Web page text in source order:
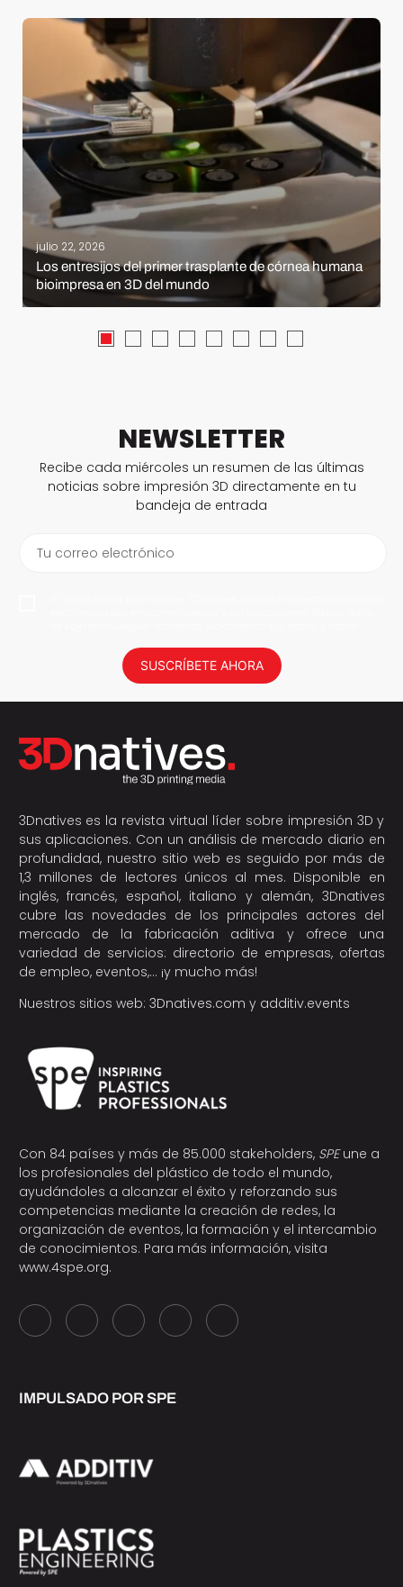
julio 22, 2026
Los entresijos del primer trasplante de córnea humana
bioimpresa en 3D del mundo
NEWSLETTER
Recibe cada miércoles un resumen de las últimas
noticias sobre impresión 3D directamente en tu
bandeja de entrada
Tu correo electrónico
SUSCRÍBETE AHORA
3Dnatives es la revista virtual líder sobre impresión 3D y
sus aplicaciones. Con un análisis de mercado diario en
profundidad, nuestro sitio web es seguido por más de
1,3 millones de lectores únicos al mes. Disponible en
inglés, francés, español, italiano y alemán, 3Dnatives
cubre las novedades de los principales actores del
mercado de la fabricación aditiva y ofrece una
variedad de servicios: directorio de empresas, ofertas
de empleo, eventos,… ¡y mucho más!
Nuestros sitios web: 3Dnatives.com y additiv.events
Con 84 países y más de 85.000 stakeholders, SPEune a
los profesionales del plástico de todo el mundo,
ayudándoles a alcanzar el éxito y reforzando sus
competencias mediante la creación de redes, la
organización de eventos, la formación y el intercambio
de conocimientos. Para más información, visita
www.4spe.org.
IMPULSADO POR SPE